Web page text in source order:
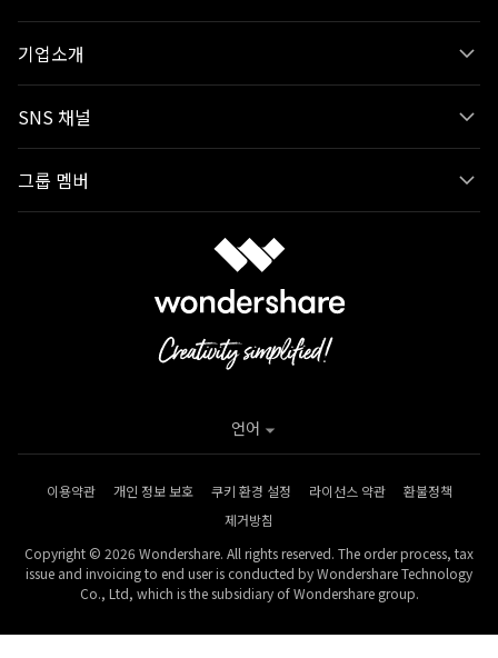
기업소개
SNS 채널
그룹 멤버
이용약관 개인 정보 보호 쿠키 환경 설정 라이선스 약관
환불정책
제거방침
Copyright © 2026 Wondershare. All rights reserved. The order process, tax
issue and invoicing to end user is conducted by Wondershare Technology
Co., Ltd, which is the subsidiary of Wondershare group.
언어